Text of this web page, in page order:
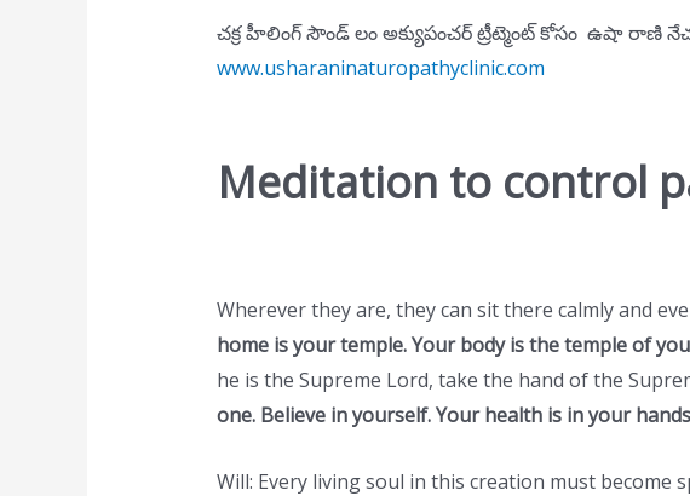
చక్ర హీలింగ్ సౌండ్ లం అక్యుపంచర్ ట్రీట్మెంట్ కోసం ఉషా రాణి
www.usharaninaturopathyclinic.com
Meditation to control
Wherever they are, they can sit there calmly and
home is your temple. Your body is the temple of
he is the Supreme Lord, take the hand of the
one. Believe in yourself. Your health is in your
Will: Every living soul in this creation must become